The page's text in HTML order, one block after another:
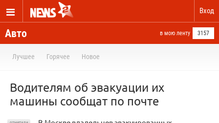
Вход
Авто в мою ленту 3157
Лучшее Горячее Новое
Водителям об эвакуации их
машины сообщат по почте